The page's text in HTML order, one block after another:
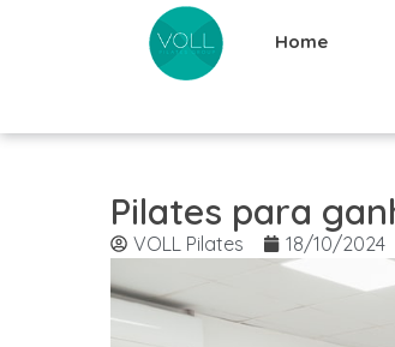
Home
Pilates para
VOLL Pilates 18/10/2024